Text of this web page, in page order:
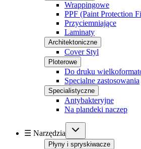
Wrappingowe
PPF (Paint Protection
Przyciemniające
Laminaty
Architektoniczne
Cover Styl
Ploterowe
Do druku
Specialne zastosowania
Specialistyczne
Antybakteryjne
Na plandeki naczep
☰ Narzędzia
Płyny i spryskiwacze